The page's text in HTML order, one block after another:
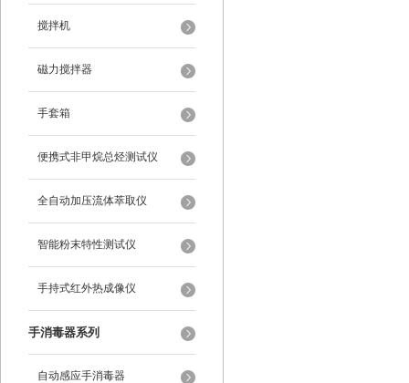
搅拌机
磁力搅拌器
手套箱
便携式非甲烷总烃测试仪
全自动加压流体萃取仪
智能粉末特性测试仪
手持式红外热成像仪
手消毒器系列
自动感应手消毒器